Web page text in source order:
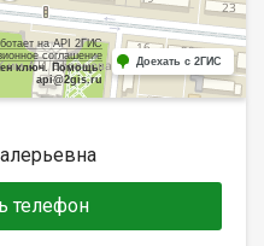
на API 2ГИС
соглашение
ключ. Помощь:
api@2gis.ru
Доехать с 2ГИС
телефон